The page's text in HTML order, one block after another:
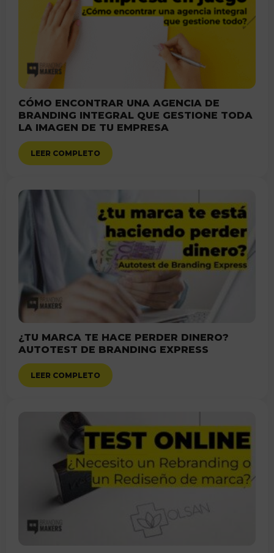
CÓMO ENCONTRAR UNA AGENCIA DE
BRANDING INTEGRAL QUE GESTIONE TODA
LA IMAGEN DE TU EMPRESA
LEER COMPLETO
¿TU MARCA TE HACE PERDER DINERO?
AUTOTEST DE BRANDING EXPRESS
LEER COMPLETO